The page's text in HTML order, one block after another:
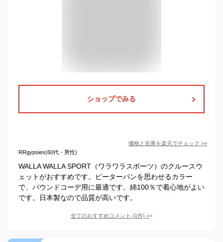
ショップでみる
価格と在庫を楽天でチェック >>
RRgypsies(60代・男性)
WALLA WALLA SPORT（ワラワラスポーツ）のクルースウ
ェットがおすすめです。ピーターパンを思わせるカラー
で、バウンドコーデ用に最適です。綿100％で着心地がよい
です。日本製なので品質が高いです。
全てのおすすめコメント (1件) >